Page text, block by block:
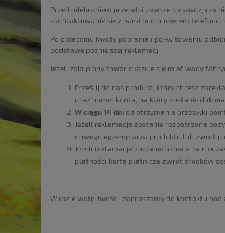
Przed odebraniem przesyłki zawsze sprawdź, czy
skontaktowanie się z nami pod numerem telefonu:
Po opłaceniu kwoty pobrania i pokwitowaniu
podstawę późniejszej reklamacji.
Jeżeli zakupiony towar okazuje się mieć wady
Prześlij do nas produkt, który chcesz
oraz numer konta, na który zostanie
W ciągu 14 dni od otrzymania przesyłki
Jeżeli reklamacja zostanie rozpatrzona
nowego egzemplarza produktu lub zwrot
Jeżeli reklamacja zostanie uznana za
płatności kartą płatniczą zwrot środków
W razie wątpliwości, zapraszamy do kontaktu pod